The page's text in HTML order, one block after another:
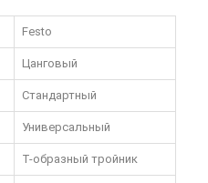
Festo
Цанговый
Стандартный
Универсальный
Т-образный тройник